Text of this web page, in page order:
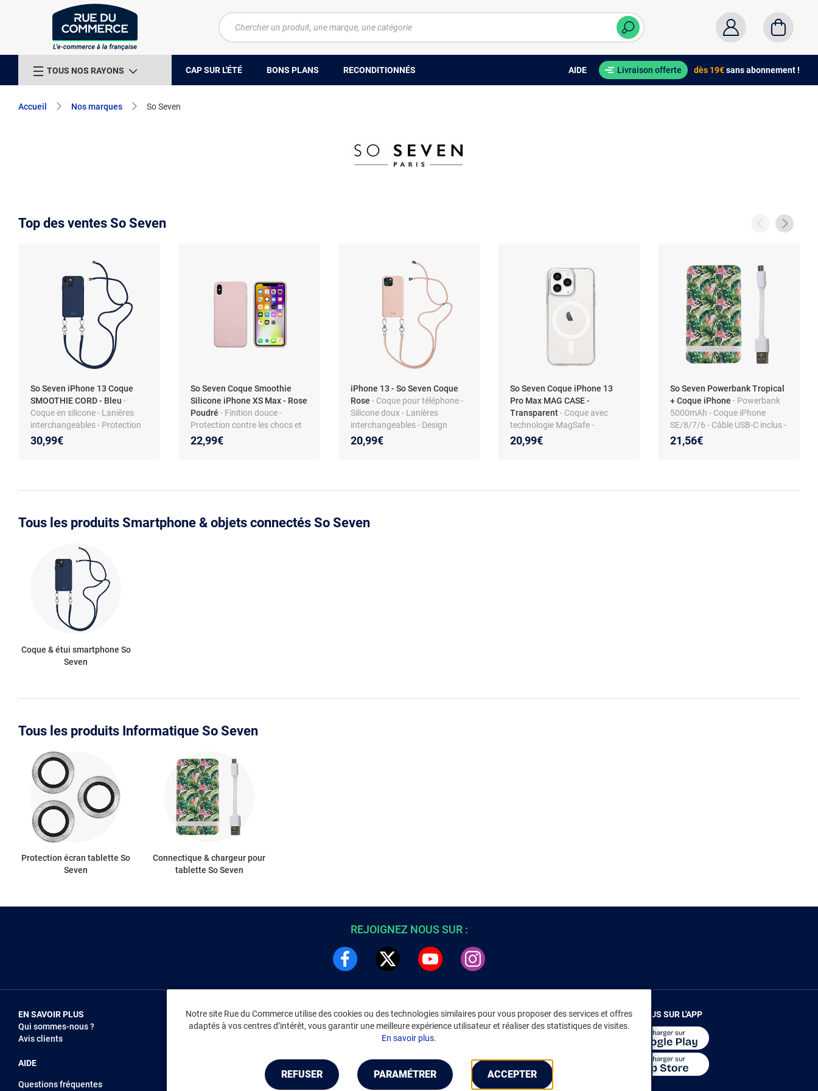
TOUS NOS RAYONS CAP SUR L'ÉTÉ BONS PLANS RECONDITIONNÉS AIDE Livraison offerte dès 19€sans abonnement !
Accueil Nos marques So Seven
Top des ventes So Seven
So Seven iPhone 13 Coque
SMOOTHIE CORD - Bleu -
Coque en silicone - Lanières
interchangeables - Protection
contre chocs - Prise en main
agréable
30,99€
So Seven Coque Smoothie
Silicone iPhone XS Max - Rose
Poudré - Finition douce -
Protection contre les chocs et
les rayures
22,99€
iPhone 13 - So Seven Coque
Rose - Coque pour téléphone -
Silicone doux - Lanières
interchangeables - Design
agréable
20,99€
So Seven Coque iPhone 13
Pro Max MAG CASE -
Transparent- Coque avec
technologie MagSafe -
Protection contre chocs -
Design intemporel
20,99€
So Seven Powerbank Tropical
+ Coque iPhone - Powerbank
5000mAh - Coque iPhone
SE/8/7/6 - Câble USB-C inclus -
Design élégant - Protection
renforcée
21,56€
Tous les produits Smartphone & objets connectés So Seven
Coque & étui smartphone So
Seven
Tous les produits Informatique So Seven
Protection écran tablette So
Seven
Connectique & chargeur pour
tablette So Seven
REJOIGNEZ NOUS SUR :
EN SAVOIR PLUS
Qui sommes-nous ?
Avis clients
AIDE
Questions fréquentes
NOUS REJOINDRE
Vendez sur RDC
INFORMATIONS LÉGALES
Environnement
CGV/CGU Marketplace
Gérer mes cookies
Mentions légales
Accessibilité : non conforme
RENDEZ-VOUS SUR L'APP
Notre site Rue du Commerce utilise des cookies ou des technologies similaires pour vous proposer des services et offres
adaptés à vos centres d’intérêt, vous garantir une meilleure expérience utilisateur et réaliser des statistiques de visites.
En savoir plus.
REFUSER PARAMÉTRER ACCEPTER